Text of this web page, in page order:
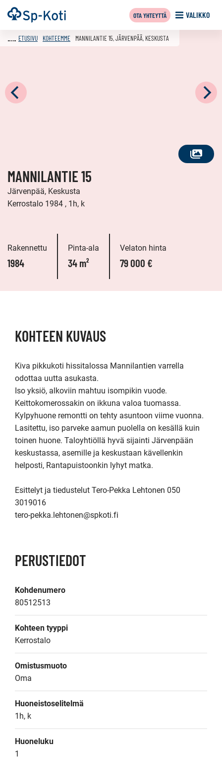
Siirry
sisältöön
Etusivu VALIKKO
OTA YHTEYTTÄ
KATSO
ETUSIVU KOHTEEMME MANNILANTIE 15, JÄRVENPÄÄ, KESKUSTA
MANNILANTIE 15
Järvenpää, Keskusta
Kerrostalo 1984 , 1h, k
Rakennettu
1984
Pinta-ala
34 m²
Velaton hinta
79 000 €
KOHTEEN KUVAUS
Kiva pikkukoti hissitalossa Mannilantien varrella
odottaa uutta asukasta.
Iso yksiö, alkoviin mahtuu isompikin vuode.
Keittokomerossakin on ikkuna valoa tuomassa.
Kylpyhuone remontti on tehty asuntoon viime vuonna.
Lasitettu, iso parveke aamun puolella on kesällä kuin
toinen huone. Taloyhtiöllä hyvä sijainti Järvenpään
keskustassa, asemille ja keskustaan kävellenkin
helposti, Rantapuistoonkin lyhyt matka.
Esittelyt ja tiedustelut Tero-Pekka Lehtonen 050
3019016
PERUSTIEDOT
Kohdenumero
80512513
Kohteen tyyppi
Kerrostalo
Omistusmuoto
Oma
Huoneistoselitelmä
1h, k
Huoneluku
1